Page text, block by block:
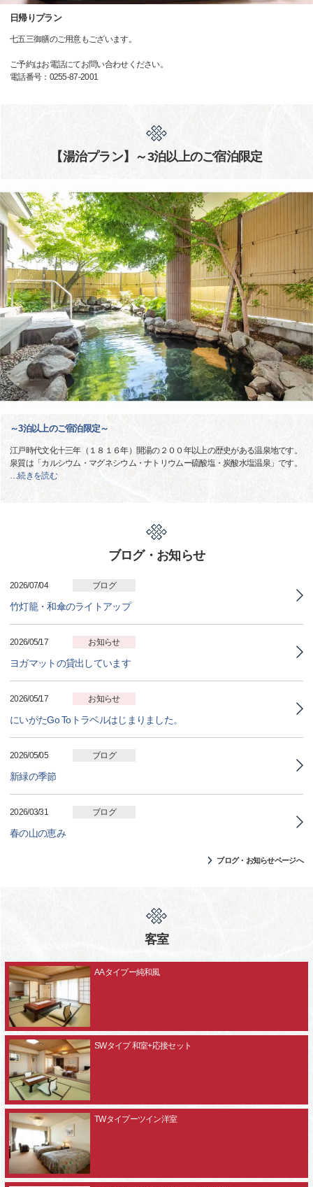
日帰りプラン
七五三御膳のご用意もございます。
ご予約はお電話にてお問い合わせください。
電話番号：0255-87-2001
【湯治プラン】～3泊以上のご宿泊限定
～3泊以上のご宿泊限定～
江戸時代文化十三年（１８１６年）開湯の２００年以上の歴史がある温泉地です。
泉質は「カルシウム・マグネシウム・ナトリウムー硫酸塩・炭酸水塩温泉」です。
…続きを読む
ブログ・お知らせ
2026/07/04 ブログ
竹灯籠・和傘のライトアップ
2026/05/17 お知らせ
ヨガマットの貸出しています
2026/05/17 お知らせ
にいがたGo Toトラベルはじまりました。
2026/05/05 ブログ
新緑の季節
2026/03/31 ブログ
春の山の恵み
ブログ・お知らせページへ
客室
AAタイプー純和風
SWタイプ 和室+応接セット
TWタイプーツイン洋室